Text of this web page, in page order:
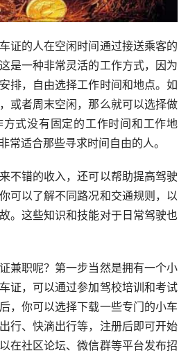
证的人在空闲时间通过接送乘客的
是一种非常灵活的工作方式，因为
排，自由选择工作时间和地点。如
或者周末空闲，那么就可以选择做
式没有固定的工作时间和工作地
常适合那些寻求时间自由的人。
不错的收入，还可以帮助提高驾驶
可以了解不同路况和交通规则，以
。这些知识和技能对于日常驾驶也
兼职呢？第一步当然是拥有一个小
证，可以通过参加驾校培训和考试
，你可以选择下载一些专门的小车
行、快滴出行等，注册后即可开始
在社区论坛、微信群等平台发布招